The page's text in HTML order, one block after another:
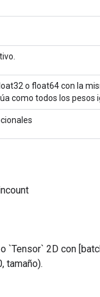
o float64 con la
como todos los pesos
`Tensor` 2D con
tamaño).